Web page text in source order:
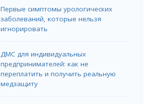
Первые симптомы урологических
заболеваний, которые нельзя
игнорировать
ДМС для индивидуальных
предпринимателей: как не
переплатить и получить реальную
медзащиту